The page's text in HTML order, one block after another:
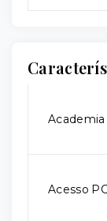
Acesso